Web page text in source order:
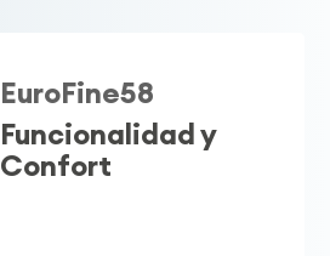
EuroFine58
Funcionalidad y
Confort